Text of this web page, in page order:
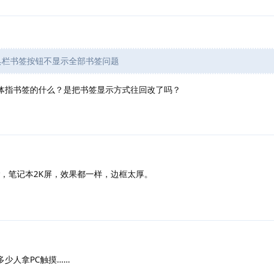
书签按钮不显示全部书签问题
书签的什么？是把书签显示方式往回改了吗？
笔记本2K屏，效果都一样，边框太厚。
少人拿PC触摸……